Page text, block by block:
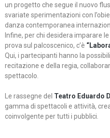
un progetto che segue il nuovo
svariate sperimentazioni con
danza contemporanea
Infine, per chi desidera imparare
prova sul palcoscenico, c’è
Qui, i partecipanti hanno la
recitazione e della regia,
spettacolo.
Le rassegne del Teatro Eduardo
gamma di spettacoli e attività,
coinvolgente per tutti i pubblici.